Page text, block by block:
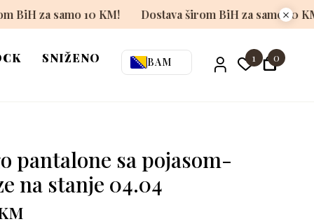
Dostava širom BiH za samo 10 KM! Dostava širom BiH
SNIŽENO BAM 1 0
pantalone sa pojasom-
na stanje 04.04